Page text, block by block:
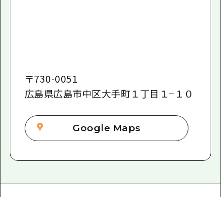
〒730-0051
広島県広島市中区大手町１丁目１−１０
Google Maps